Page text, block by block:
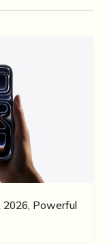
2026, Powerful